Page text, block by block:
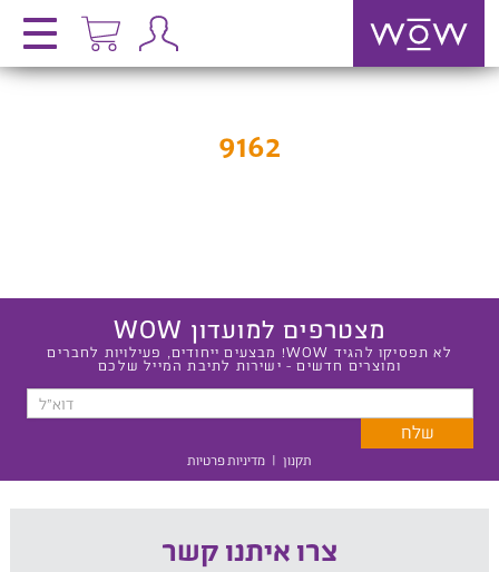
9162
מצטרפים למועדון WOW
לא תפסיקו להגיד WOW! מבצעים ייחודים, פעילויות לחברים
ומוצרים חדשים - ישירות לתיבת המייל שלכם
תקנון | מדיניות פרטיות
צרו איתנו קשר